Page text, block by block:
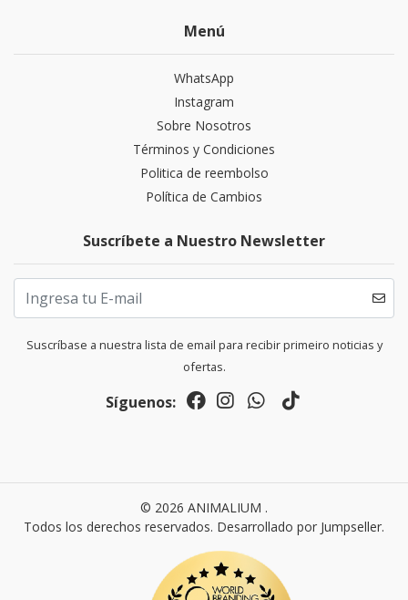
Menú
WhatsApp
Instagram
Sobre Nosotros
Términos y Condiciones
Politica de reembolso
Política de Cambios
Suscríbete a Nuestro Newsletter
Suscríbase a nuestra lista de email para recibir primeiro noticias y
ofertas.
Síguenos:
© 2026 ANIMALIUM .
Todos los derechos reservados. Desarrollado por Jumpseller.